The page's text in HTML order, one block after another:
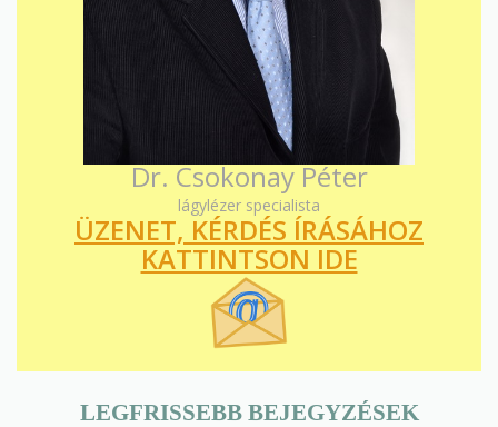
Dr. Csokonay Péter
lágylézer specialista
ÜZENET, KÉRDÉS ÍRÁSÁHOZ
KATTINTSON IDE
LEGFRISSEBB BEJEGYZÉSEK